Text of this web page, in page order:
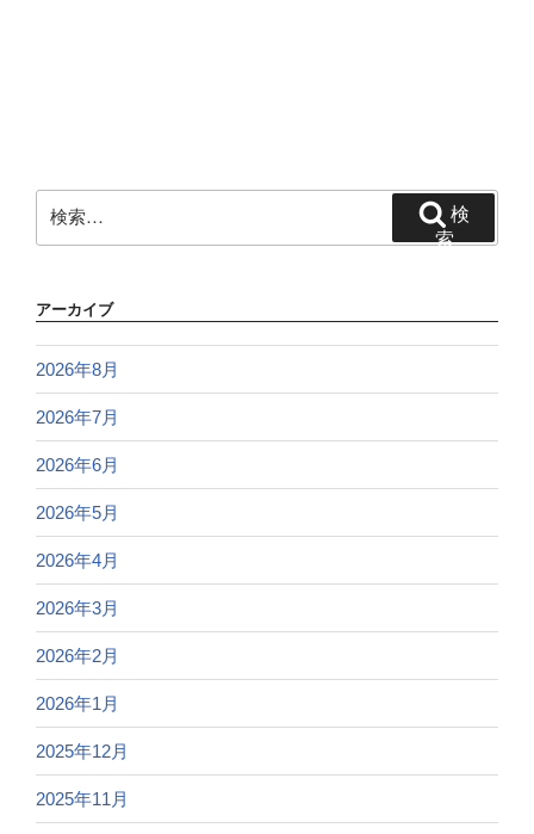
索:
索
アーカイブ
2026年8月
2026年7月
2026年6月
2026年5月
2026年4月
2026年3月
2026年2月
2026年1月
2025年12月
2025年11月